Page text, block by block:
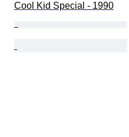
Cool Kid Special - 1990